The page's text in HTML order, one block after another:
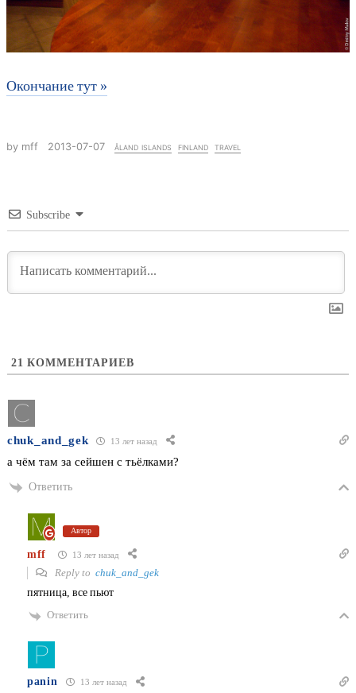
Окончание тут »
by mff 2013-07-07 åland islands finland travel
Subscribe
21 КОММЕНТАРИЕВ
chuk_and_gek 13 лет назад
а чём там за сейшен с тьёлками?
Ответить
Автор
mff 13 лет назад
Reply to chuk_and_gek
пятница, все пьют
Ответить
panin 13 лет назад